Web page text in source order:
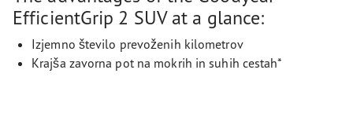
EfficientGrip 2 SUV at a glance:
Izjemno število prevoženih kilometrov
Krajša zavorna pot na mokrih in suhih cestah*